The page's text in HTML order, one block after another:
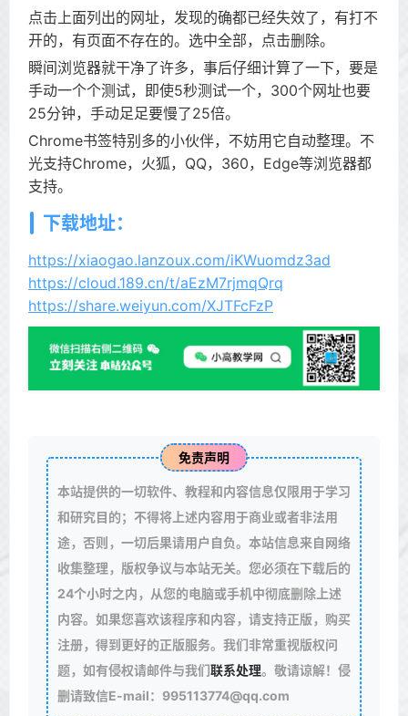
点击上面列出的网址，发现的确都已经失效了，有打不
开的，有页面不存在的。选中全部，点击删除。
瞬间浏览器就干净了许多，事后仔细计算了一下，要是
手动一个个测试，即使5秒测试一个，300个网址也要
25分钟，手动足足要慢了25倍。
Chrome书签特别多的小伙伴，不妨用它自动整理。不
光支持Chrome，火狐，QQ，360，Edge等浏览器都
支持。
下载地址：
https://xiaogao.lanzoux.com/iKWuomdz3ad
https://cloud.189.cn/t/aEzM7rjmqQrq
https://share.weiyun.com/XJTFcFzP
免责声明
本站提供的一切软件、教程和内容信息仅限用于学习
和研究目的；不得将上述内容用于商业或者非法用
途，否则，一切后果请用户自负。本站信息来自网络
收集整理，版权争议与本站无关。您必须在下载后的
24个小时之内，从您的电脑或手机中彻底删除上述
内容。如果您喜欢该程序和内容，请支持正版，购买
注册，得到更好的正版服务。我们非常重视版权问
题，如有侵权请邮件与我们联系处理。敬请谅解！侵
删请致信E-mail：995113774@qq.com